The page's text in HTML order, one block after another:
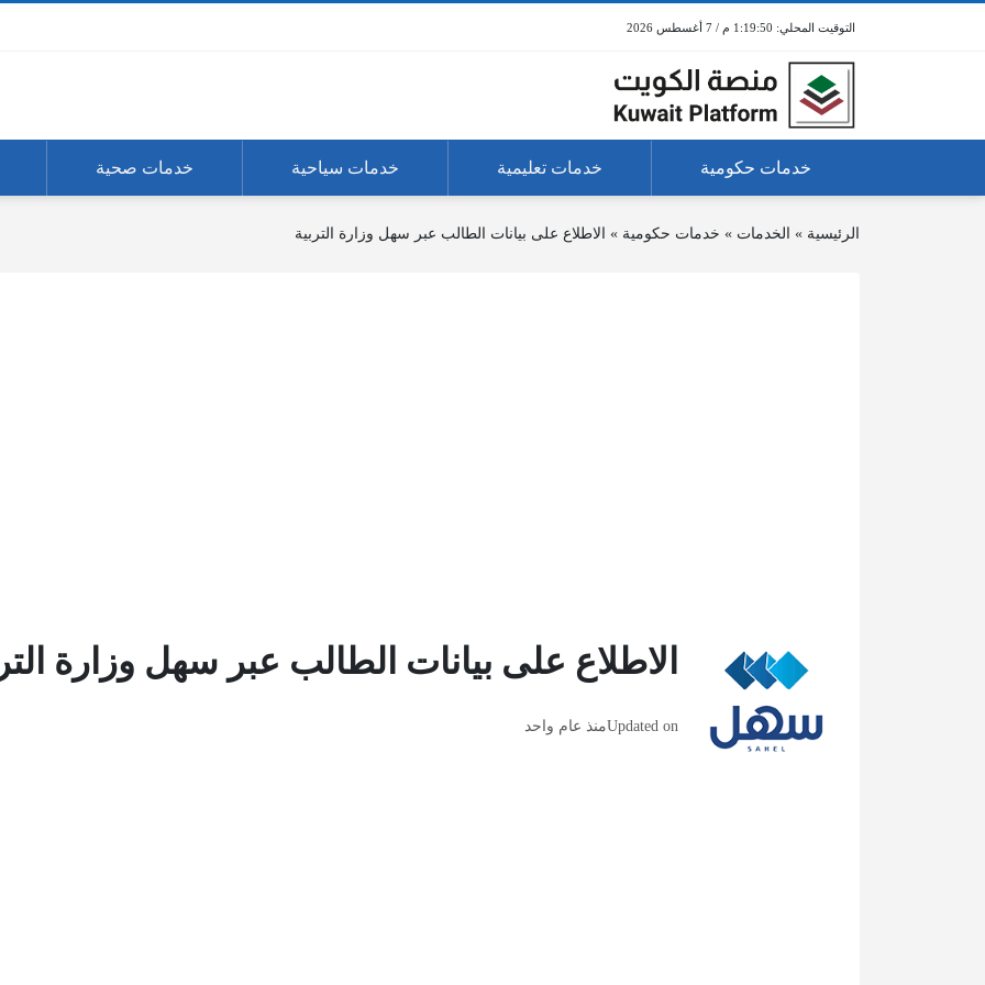
1:19:50 م / 7 أغسطس 2026
خدمات حكومية خدمات تعليمية خدمات سياحية خدمات صحية
الرئيسية » الخدمات » خدمات حكومية » الاطلاع على بيانات الطالب عبر سهل وزارة التربية
الاطلاع على بيانات الطالب عبر سهل وزارة
Updated onمنذ عام واحد